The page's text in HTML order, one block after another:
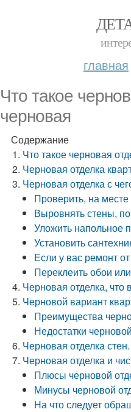
главная
Что такое
черновая
Содержание
Что такое черновая
Черновая отделка
Черновая отделка с
Проверить, на месте
Выровнять стены,
Уложить напольное
Установить
Если у вас ремонт
Переклеить обои
Черновая отделка, что
Черновой вариант
Преимущества
Недостатки
Черновая отделка
Черновая отделка и
Плюсы черновой
Минусы черновой
На что следует